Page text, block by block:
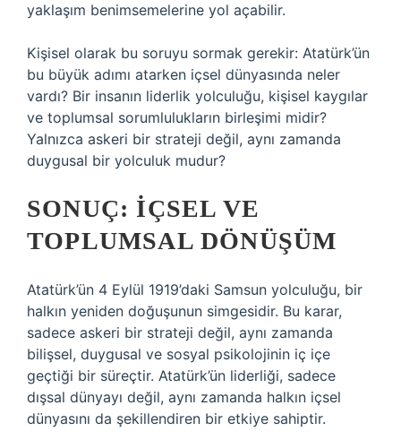
yaklaşım benimsemelerine yol açabilir.
Kişisel olarak bu soruyu sormak gerekir: Atatürk’ün
bu büyük adımı atarken içsel dünyasında neler
vardı? Bir insanın liderlik yolculuğu, kişisel kaygılar
ve toplumsal sorumlulukların birleşimi midir?
Yalnızca askeri bir strateji değil, aynı zamanda
duygusal bir yolculuk mudur?
SONUÇ: İÇSEL VE
TOPLUMSAL DÖNÜŞÜM
Atatürk’ün 4 Eylül 1919’daki Samsun yolculuğu, bir
halkın yeniden doğuşunun simgesidir. Bu karar,
sadece askeri bir strateji değil, aynı zamanda
bilişsel, duygusal ve sosyal psikolojinin iç içe
geçtiği bir süreçtir. Atatürk’ün liderliği, sadece
dışsal dünyayı değil, aynı zamanda halkın içsel
dünyasını da şekillendiren bir etkiye sahiptir.